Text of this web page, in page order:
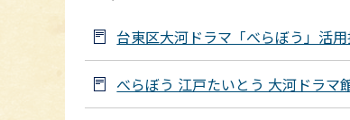
台東区大河ドラマ「べらぼう」活
べらぼう 江戸たいとう 大河ドラマ